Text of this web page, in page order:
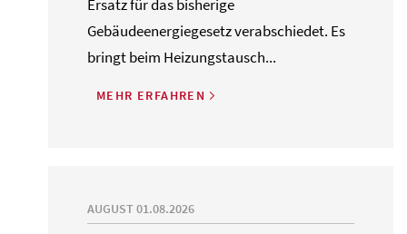
Ersatz für das bisherige
Gebäudeenergiegesetz verabschiedet. Es
bringt beim Heizungstausch...
MEHR ERFAHREN
AUGUST 01.08.2026